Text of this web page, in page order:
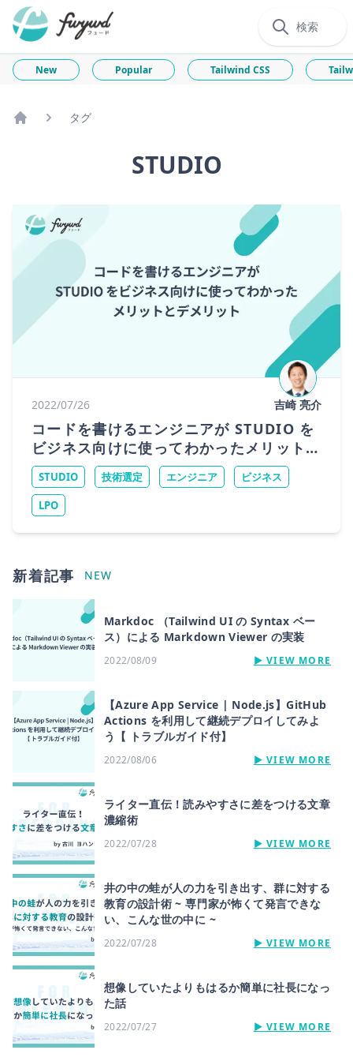
検索
New Popular Tailwind CSS
タグ
STUDIO
2022/07/26 吉崎 亮介
コードを書けるエンジニアが STUDIO を
ビジネス向けに使ってわかったメリットと
デメリット
STUDIO 技術選定 エンジニア
ビジネス
LPO
新着記事 NEW
Markdoc （Tailwind UI の Syntax ベー
ス）による Markdown Viewer の実装
2022/08/09 ▶︎ VIEW MORE
【Azure App Service | Node.js】GitHub
Actions を利用して継続デプロイしてみよ
う【 トラブルガイド付】
2022/08/06 ▶︎ VIEW MORE
ライター直伝！読みやすさに差をつける文章
濃縮術
2022/07/28 ▶︎ VIEW MORE
井の中の蛙が人の力を引き出す、群に対する
教育の設計術 ~ 専門家が怖くて発言できな
い、こんな世の中に ~
2022/07/28 ▶︎ VIEW MORE
想像していたよりもはるか簡単に社長になっ
た話
2022/07/27 ▶︎ VIEW MORE